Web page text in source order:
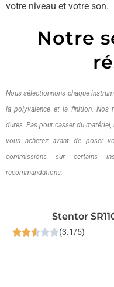
votre niveau et votre son.
Notre
Nous sélectionnons chaque
la polyvalence et la finition. Nos
dures. Pas pour casser du
vous achetez avant de poser
commissions sur certains
recommandations.
Stentor
(3.1/5)